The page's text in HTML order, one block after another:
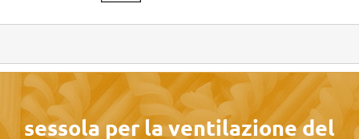
sessola per la ventilazione del